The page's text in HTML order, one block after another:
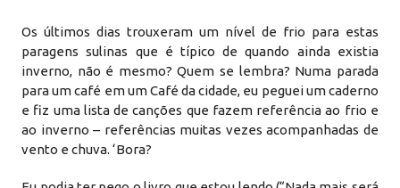
Os últimos dias trouxeram um nível de frio para estas
paragens sulinas que é típico de quando ainda existia
inverno, não é mesmo? Quem se lembra? Numa parada
para um café em um Café da cidade, eu peguei um caderno
e fiz uma lista de canções que fazem referência ao frio e
ao inverno – referências muitas vezes acompanhadas de
vento e chuva. ‘Bora?